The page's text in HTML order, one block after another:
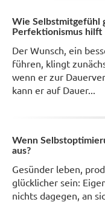
Wie Selbstmitgefühl
Perfektionismus hilft
Der Wunsch, ein
führen, klingt
wenn er zur
kann er auf Dauer...
Wenn
aus?
Gesünder leben,
glücklicher sein:
nichts dagegen, an